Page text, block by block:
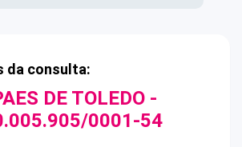
da consulta:
DE TOLEDO -
0001-54